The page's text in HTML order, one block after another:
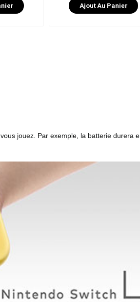
Ajout Au Panier
jouez. Par exemple, la batterie durera